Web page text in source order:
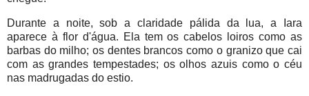
Durante a noite, sob a claridade pálida da lua, a Iara
aparece à flor d'água. Ela tem os cabelos loiros como as
barbas do milho; os dentes brancos como o granizo que cai
com as grandes tempestades; os olhos azuis como o céu
nas madrugadas do estio.